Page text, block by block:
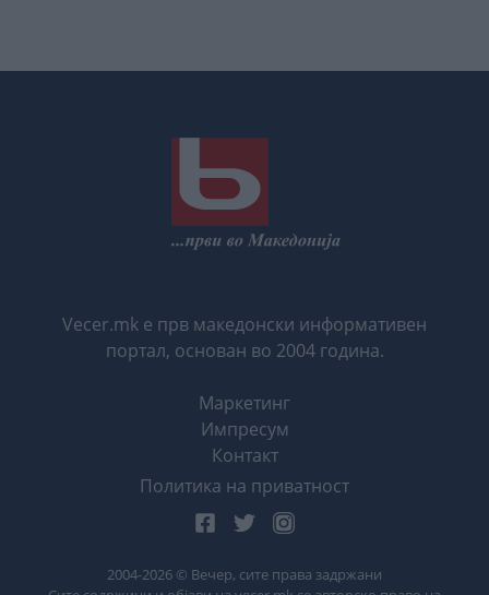
Vecer.mk е прв македонски информативен
портал, основан во 2004 година.
Маркетинг
Импресум
Контакт
Политика на приватност
2004-2026 © Вечер, сите права задржани